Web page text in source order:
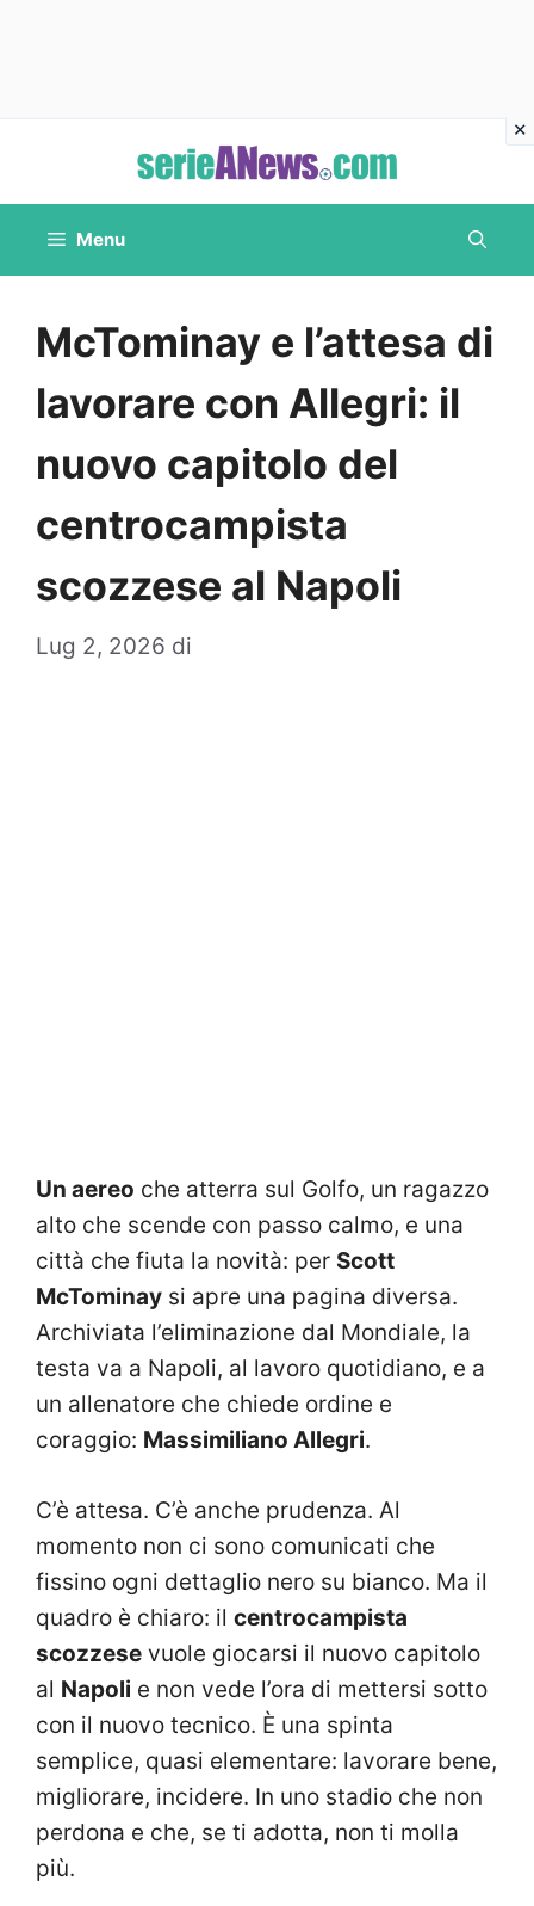
contenuto
Menu
McTominay e l’attesa di
lavorare con Allegri: il
nuovo capitolo del
centrocampista
scozzese al Napoli
Lug 2, 2026 di
Un aereo che atterra sul Golfo, un ragazzo
alto che scende con passo calmo, e una
città che fiuta la novità: per Scott
McTominay si apre una pagina diversa.
Archiviata l’eliminazione dal Mondiale, la
testa va a Napoli, al lavoro quotidiano, e a
un allenatore che chiede ordine e
coraggio: Massimiliano Allegri.
C’è attesa. C’è anche prudenza. Al
momento non ci sono comunicati che
fissino ogni dettaglio nero su bianco. Ma il
quadro è chiaro: il centrocampista
scozzese vuole giocarsi il nuovo capitolo
al Napoli e non vede l’ora di mettersi sotto
con il nuovo tecnico. È una spinta
semplice, quasi elementare: lavorare bene,
migliorare, incidere. In uno stadio che non
perdona e che, se ti adotta, non ti molla
più.